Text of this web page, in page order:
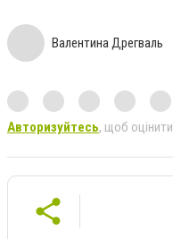
Валентина Дрегваль
Авторизуйтесь, щоб оцінити